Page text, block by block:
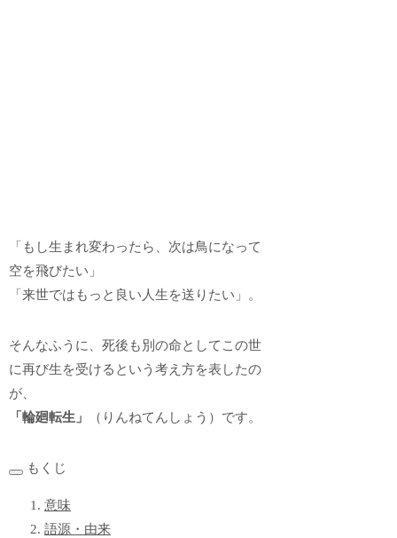
「もし生まれ変わったら、次は鳥になって
空を飛びたい」
「来世ではもっと良い人生を送りたい」。
そんなふうに、死後も別の命としてこの世
に再び生を受けるという考え方を表したの
が、
「輪廻転生」
（りんねてんしょう）です。
もくじ
意味
語源・由来